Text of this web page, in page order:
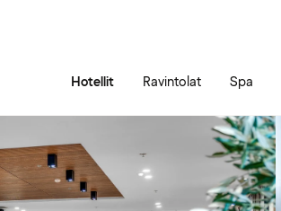
Hotellit Ravintolat Spa